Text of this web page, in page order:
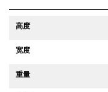
高度
宽度
重量